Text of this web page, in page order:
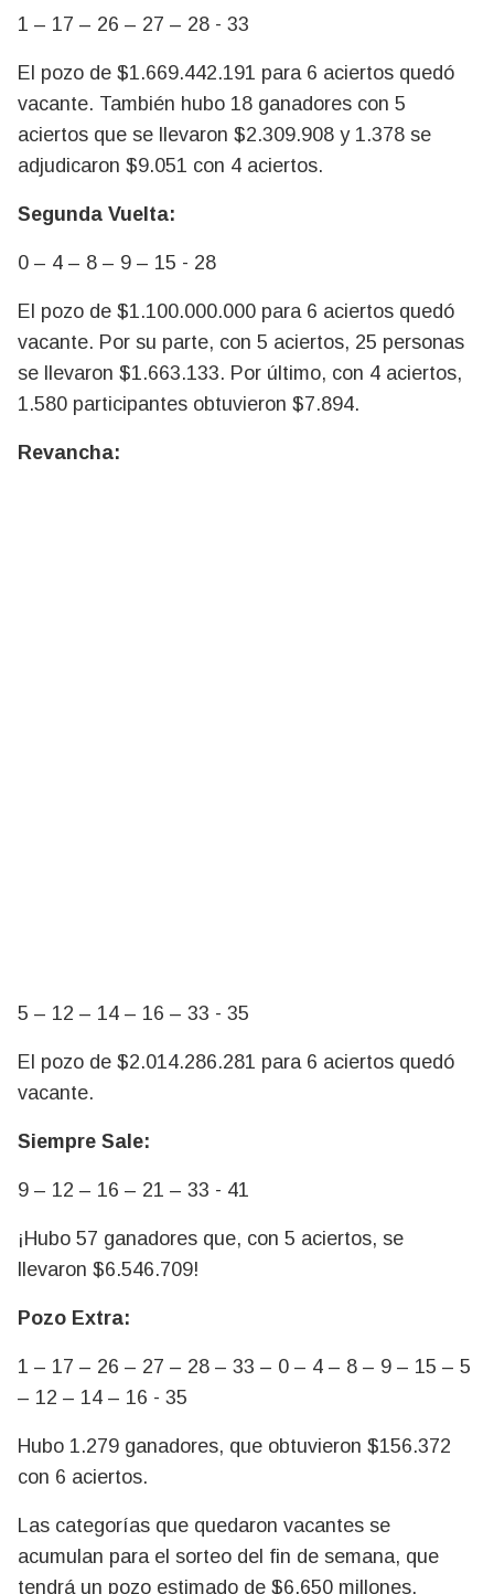
1 – 17 – 26 – 27 – 28 - 33
El pozo de $1.669.442.191 para 6 aciertos quedó
vacante. También hubo 18 ganadores con 5
aciertos que se llevaron $2.309.908 y 1.378 se
adjudicaron $9.051 con 4 aciertos.
Segunda Vuelta:
0 – 4 – 8 – 9 – 15 - 28
El pozo de $1.100.000.000 para 6 aciertos quedó
vacante. Por su parte, con 5 aciertos, 25 personas
se llevaron $1.663.133. Por último, con 4 aciertos,
1.580 participantes obtuvieron $7.894.
Revancha:
5 – 12 – 14 – 16 – 33 - 35
El pozo de $2.014.286.281 para 6 aciertos quedó
vacante.
Siempre Sale:
9 – 12 – 16 – 21 – 33 - 41
¡Hubo 57 ganadores que, con 5 aciertos, se
llevaron $6.546.709!
Pozo Extra:
1 – 17 – 26 – 27 – 28 – 33 – 0 – 4 – 8 – 9 – 15 – 5
– 12 – 14 – 16 - 35
Hubo 1.279 ganadores, que obtuvieron $156.372
con 6 aciertos.
Las categorías que quedaron vacantes se
acumulan para el sorteo del fin de semana, que
tendrá un pozo estimado de $6.650 millones.